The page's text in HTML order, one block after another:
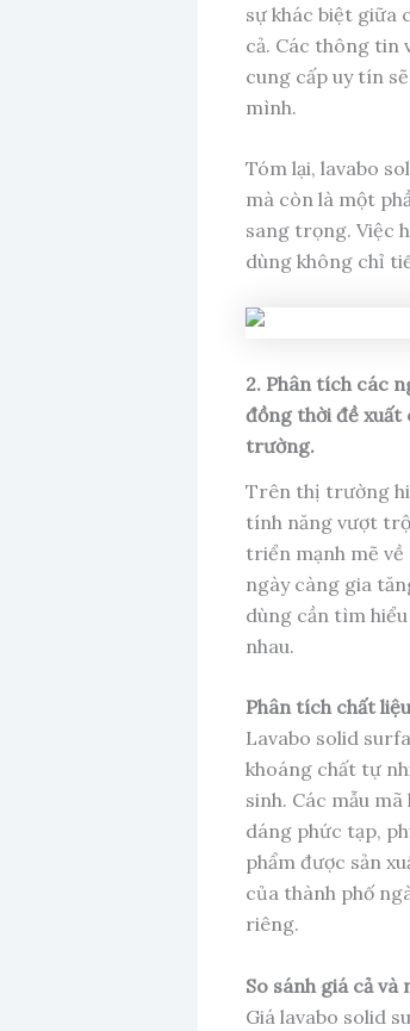
sự khác biệt giữa
cả. Các thông tin
cung cấp uy tín
mình.
Tóm lại, lavabo
mà còn là một
sang trọng. Việc
dùng không chỉ
2. Phân tích các
đồng thời đề xuất
trường.
Trên thị trường
tính năng vượt
triển mạnh mẽ về
ngày càng gia
dùng cần tìm
nhau.
Phân tích chất
Lavabo solid
khoáng chất tự
sinh. Các mẫu
dáng phức tạp,
phẩm được sản
của thành phố
riêng.
So sánh giá cả
Giá lavabo solid